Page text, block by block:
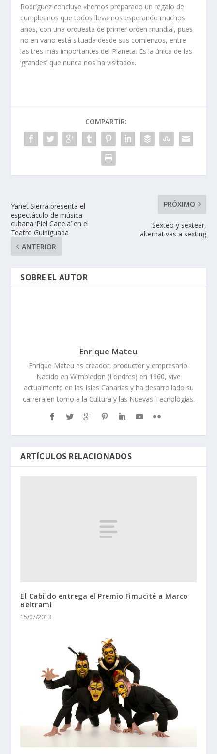
Rodríguez concluye «hemos preparado un regalo de
cumpleaños que todos llevamos esperando muchos
años, con una orquesta de primer orden mundial, pues
no en vano está situada desde sus comienzos, entre
las tres más importantes del Planeta. Es la única de las
‘grandes’ que nunca nos ha visitado».
COMPARTIR:
Yanet Sierra presenta el
espectáculo de música
cubana ‘Piel Canela’ en el
Teatro Guiniguada
ANTERIOR
PRÓXIMO
Sexteo y sextear,
alternativas a sexting
SOBRE EL AUTOR
Enrique Mateu
Enrique Mateu es creador, productor y empresario.
Nacido en Wimbledon (Londres) en 1960, vive
actualmente en las Islas Canarias y ha desarrollado su
carrera en torno a la Cultura y las Nuevas Tecnologías.
ARTÍCULOS RELACIONADOS
El Cabildo entrega el Premio Fimucité a Marco
Beltrami
15/07/2013